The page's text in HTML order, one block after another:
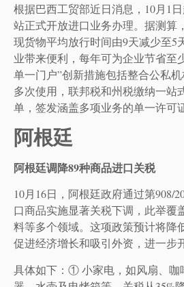
根据巴西工贸部近日消息，10月1
站正式开放进口业务办理。据测算
现货物平均放行时间由9天减少至5
业带来便利，每年可为企业节省至
单一门户”创新措施包括整合公私
多次使用，联邦税和州税缴纳一站
单，签发涵盖多项业务的单一许可证
阿根廷
阿根廷调降89种商品进口关税
10月16日，阿根廷政府通过第908/
口商品实施显著关税下调，此举覆
料等多个领域。这项政策预计将降
促进经济增长和吸引外资，进一步
具体如下：① 小家电，如风扇、咖